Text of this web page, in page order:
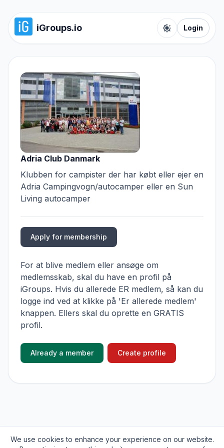
iGroups.io
Toggle color
Login
Adria Club Danmark
Klubben for campister der har købt eller ejer en
Adria Campingvogn/autocamper eller en Sun
Living autocamper
Apply for membership
For at blive medlem eller ansøge om
medlemsskab, skal du have en profil på
iGroups. Hvis du allerede ER medlem, så kan du
logge ind ved at klikke på 'Er allerede medlem'
knappen. Ellers skal du oprette en GRATIS
profil.
Already a member Create profile
© 2026iGroups.io. All rights reserved.
We use cookies to enhance your experience on our website.